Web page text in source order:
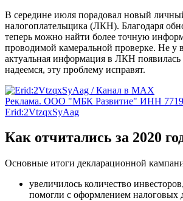
В середине июля порадовал новый
налогоплательщика (ЛКН). Благодаря
теперь можно найти более точную
проводимой камеральной проверке. Не у
актуальная информация в ЛКН появилась
надеемся, эту проблему исправят.
Реклама. ООО "МБК Развитие" ИНН
Erid:2VtzqxSyAag
Как отчитались за 2020
Основные итоги декларационной
увеличилось количество
помогли с оформлением налоговых